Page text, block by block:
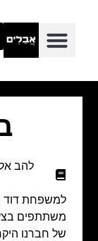
להב
למשפחת דוד
משתתפים
של חברנו